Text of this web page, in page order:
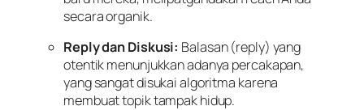
secara organik.
Reply dan Diskusi: Balasan (reply) yang
otentik menunjukkan adanya percakapan,
yang sangat disukai algoritma karena
membuat topik tampak hidup.